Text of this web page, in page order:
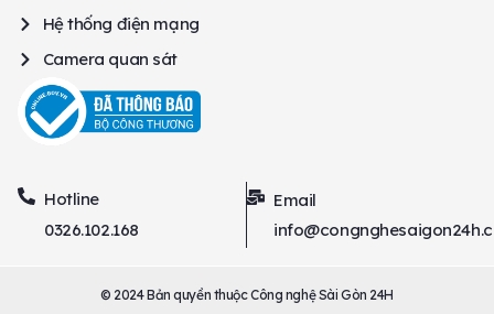
Hệ thống điện mạng
Camera quan sát
Hotline
0326.102.168
Email
© 2024 Bản quyền thuộc Công nghệ Sài Gòn 24H